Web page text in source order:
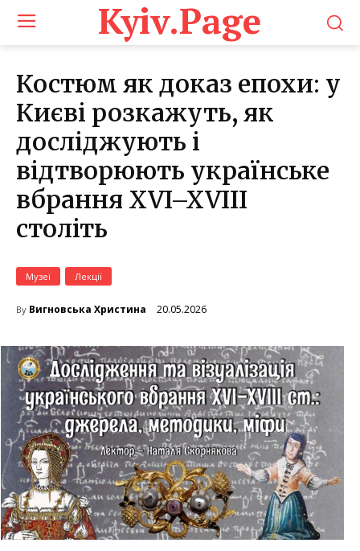
Kyiv.Page
Костюм як доказ епохи: у
Києві розкажуть, як
досліджують і
відтворюють українське
вбрання XVI–XVIII
століть
Музеї Лекції
By Вигновська Христина 20.05.2026